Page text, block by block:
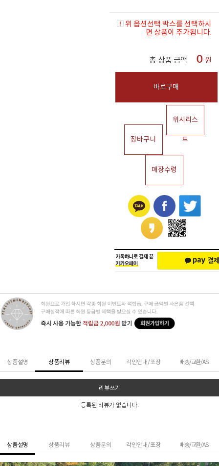
위 옵션선택 박스를 선택하시
면 상품이 추가됩니다.
총 상품 금액 0 원
바로구매
장바구니
위시리스
트
매장수령
상품설명 상품리뷰 상품문의 각인안내/포장 배송/교환/AS
리뷰쓰기
등록된 리뷰가 없습니다.
상품설명 상품리뷰 상품문의 각인안내/포장 배송/교환/AS